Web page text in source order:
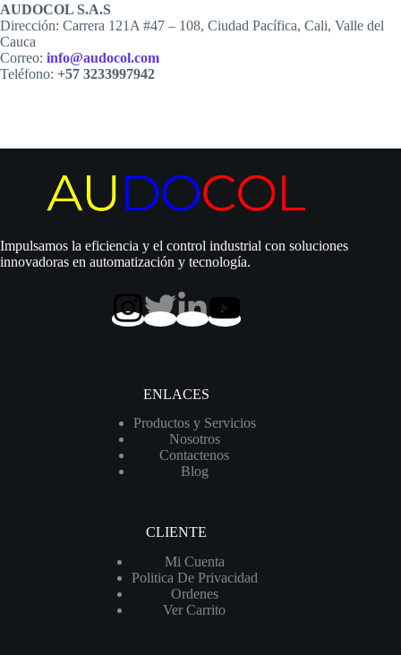
AUDOCOL S.A.S
Dirección: Carrera 121A #47 – 108, Ciudad Pacífica, Cali, Valle del
Cauca
Correo: info@audocol.com
Teléfono: +57 3233997942
Impulsamos la eficiencia y el control industrial con soluciones
innovadoras en automatización y tecnología.
ENLACES
Productos y Servicios
Nosotros
Contactenos
Blog
CLIENTE
Mi Cuenta
Politica De Privacidad
Ordenes
Ver Carrito